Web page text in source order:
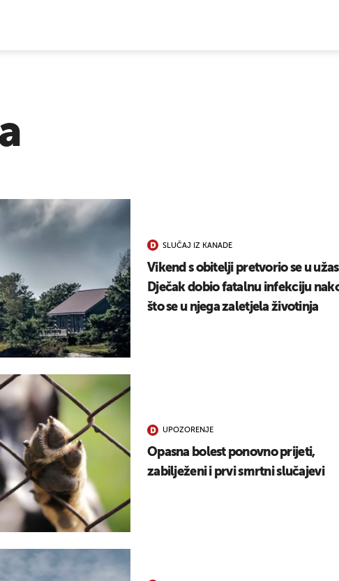
SLUČAJ IZ KANADE
Vikend s obitelji pretvorio se u
Dječak dobio fatalnu infekciju
što se u njega zaletjela životinja
UPOZORENJE
Opasna bolest ponovno prijeti,
zabilježeni i prvi smrtni slučajevi